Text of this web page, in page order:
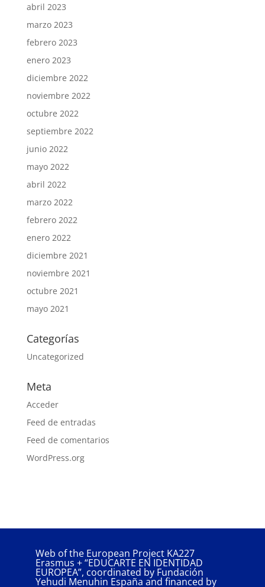
abril 2023
marzo 2023
febrero 2023
enero 2023
diciembre 2022
noviembre 2022
octubre 2022
septiembre 2022
junio 2022
mayo 2022
abril 2022
marzo 2022
febrero 2022
enero 2022
diciembre 2021
noviembre 2021
octubre 2021
mayo 2021
Categorías
Uncategorized
Meta
Acceder
Feed de entradas
Feed de comentarios
WordPress.org
Web of the European Project KA227
Erasmus + “EDUCARTE EN IDENTIDAD
EUROPEA”, coordinated by Fundación
Yehudi Menuhin España and financed by